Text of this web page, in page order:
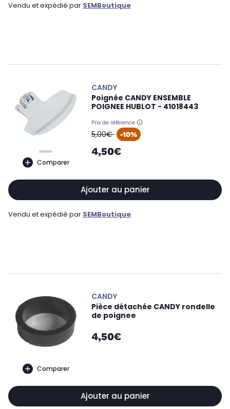
Vendu et expédié par SEMBoutique
Comparer
CANDY
Poignée CANDY ENSEMBLE
POIGNEE HUBLOT - 41018443
Prix de référence
oldPrice
5,00€ -10%
4,50€
Ajouter au panier
Vendu et expédié par SEMBoutique
Comparer
CANDY
Pièce détachée CANDY rondelle
de poignee
4,50€
Ajouter au panier